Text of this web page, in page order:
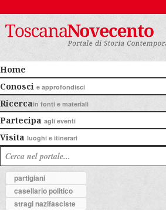
Home
Conosci e approfondisci
Ricercain fonti e materiali
Partecipa agli eventi
Visita luoghi e itinerari
partigiani
casellario politico
stragi nazifasciste